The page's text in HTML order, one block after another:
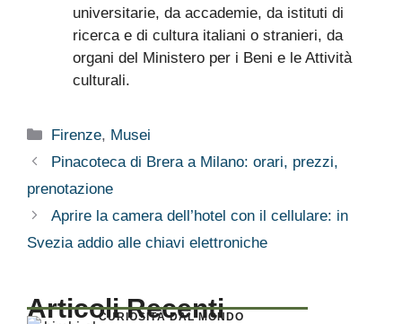
universitarie, da accademie, da istituti di
ricerca e di cultura italiani o stranieri, da
organi del Ministero per i Beni e le Attività
culturali.
Categorie
Firenze, Musei
Pinacoteca di Brera a Milano: orari, prezzi,
prenotazione
Aprire la camera dell’hotel con il cellulare: in
Svezia addio alle chiavi elettroniche
Articoli Recenti
CURIOSITÀ DAL MONDO